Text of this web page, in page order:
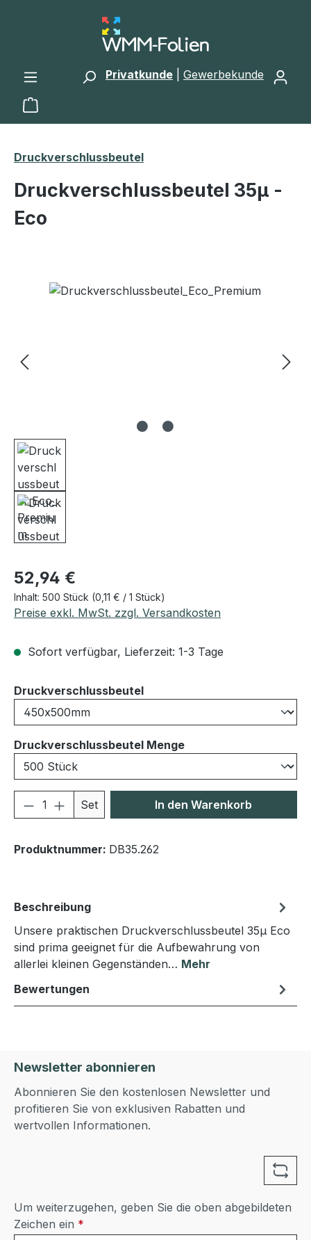
Zum Hauptinhalt springen
Privatkunde Gewerbekunde
Warenkorb enthält 0 Positionen. Der
Druckverschlussbeutel
Druckverschlussbeutel 35μ -
Eco
Bildergalerie überspringen
Regulärer Preis:
52,94 €
Inhalt: 500 Stück (0,11 € / 1 Stück)
Preise exkl. MwSt. zzgl. Versandkosten
Sofort verfügbar, Lieferzeit: 1-3 Tage
Druckverschlussbeutelauswählen
Druckverschlussbeutel Mengeauswählen
Produkt Anzahl: Gib den
Set In den Warenkorb
Produktnummer: DB35.262
Beschreibung
Unsere praktischen Druckverschlussbeutel 35μ Eco
sind prima geeignet für die Aufbewahrung von
allerlei kleinen Gegenständen… Mehr
Bewertungen
Newsletter abonnieren
Abonnieren Sie den kostenlosen Newsletter und
profitieren Sie von exklusiven Rabatten und
wertvollen Informationen.
Um weiterzugehen, geben Sie die oben abgebildeten
Zeichen ein *